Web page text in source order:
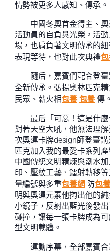
情勢被更多人感知、傳承。
中國冬奧首金得主、
活動員的自負與光榮。活
場，也肩負著文明傳承的
表現等待，也對此次典禮包
隨后，嘉賓們配合登
全新傳承。弘揚奧林匹克
民眾、薪火相包養 包養 傳。
最后「可惡！這是什
對著天空大吼，他無法理
次奧運卡牌design師登臺講
匹克加入我的最愛卡系列
中國傳統文明精煉與潮水
印、壓紋工藝、鐳射轉移
量編號與多重包養網 防包
明與奧運元素他掏出他的
小鏡子，反射出藍光後發
碰撞，讓每一張卡牌成為
型文明載體。
運動序幕，全部嘉賓